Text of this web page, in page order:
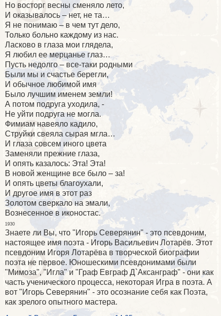
Но восторг весны сменяло лето,
И оказывалось – нет, не та…
Я не понимаю – в чем тут дело,
Только больно каждому из нас.
Ласково в глаза мои глядела,
Я любил ее мерцанье глаз…
Пусть недолго – все-таки родными
Были мы и счастье берегли,
И обычное любимой имя
Было лучшим именем земли!
А потом подруга уходила, -
Не уйти подруга не могла.
Фимиам навеяло кадило,
Струйки свеяла сырая мгла…
И глаза совсем иного цвета
Заменяли прежние глаза,
И опять казалось: Эта! Эта!
В новой женщине все было – за!
И опять цветы благоухали,
И другое имя в этот раз
Золотом сверкало на эмали,
Вознесенное в иконостас.
1930
Знаете ли Вы, что "Игорь Северянин" - это псевдоним,
настоящее имя поэта - Игорь Васильевич Лотарёв. Этот
псевдоним Игоря Лотарёва в творческой биографии
поэта не первое. Юношескими псевдонимами были
"Мимоза", "Игла" и "Граф Евграф Д`Аксанграф" - они как
часть ученического процесса, некоторая Игра в поэта. А
вот "Игорь Северянин" - это осознание себя как Поэта,
как зрелого опытного мастера.